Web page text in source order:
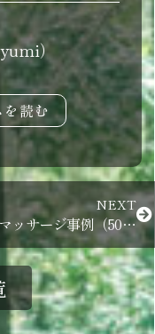
）
読む
NEXT
リンパマッサージ事例（50代男性 交感神経優位 腰痛 ）